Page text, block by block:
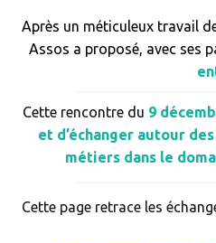
Après un méticuleux travail
Assos a proposé, avec ses
Cette rencontre du 9
et d’échanger autour
métiers dans le
Cette page retrace les